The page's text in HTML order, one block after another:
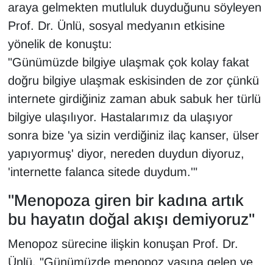
araya gelmekten mutluluk duyduğunu söyleyen
Prof. Dr. Ünlü, sosyal medyanın etkisine
yönelik de konuştu:
"Günümüzde bilgiye ulaşmak çok kolay fakat
doğru bilgiye ulaşmak eskisinden de zor çünkü
internete girdiğiniz zaman abuk sabuk her türlü
bilgiye ulaşılıyor. Hastalarımız da ulaşıyor
sonra bize 'ya sizin verdiğiniz ilaç kanser, ülser
yapıyormuş' diyor, nereden duydun diyoruz,
'internette falanca sitede duydum.'"
"Menopoza giren bir kadına artık
bu hayatın doğal akışı demiyoruz"
Menopoz sürecine ilişkin konuşan Prof. Dr.
Ünlü, "Günümüzde menopoz yaşına gelen ve